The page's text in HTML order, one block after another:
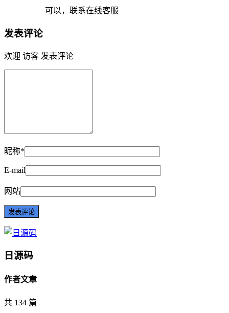
可以，联系在线客服
发表评论
欢迎 访客 发表评论
昵称*
E-mail
网站
日源码
作者文章
共 134 篇